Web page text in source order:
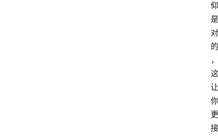
仰
是
对
的
，
这
让
你
更
接